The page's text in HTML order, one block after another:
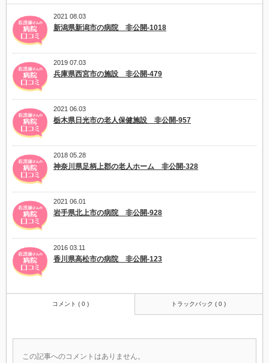
2021 08.03
新潟県新潟市の病院 非公開-1018
2019 07.03
兵庫県西宮市の施設 非公開-479
2021 06.03
栃木県日光市の老人保健施設 非公開-957
2018 05.28
神奈川県足柄上郡の老人ホーム 非公開-328
2021 06.01
岩手県北上市の病院 非公開-928
2016 03.11
香川県高松市の病院 非公開-123
コメント ( 0 ) トラックバック ( 0 )
この記事へのコメントはありません。